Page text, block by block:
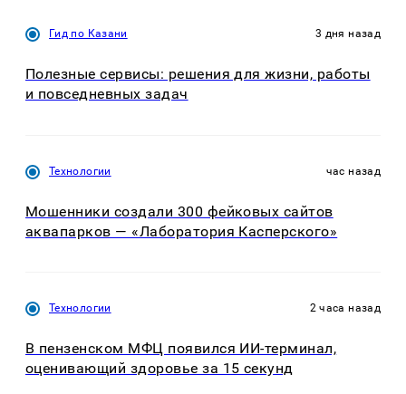
Гид по Казани 3 дня назад
Полезные сервисы: решения для жизни, работы
и повседневных задач
Технологии час назад
Мошенники создали 300 фейковых сайтов
аквапарков — «Лаборатория Касперского»
Технологии 2 часа назад
В пензенском МФЦ появился ИИ-терминал,
оценивающий здоровье за 15 секунд